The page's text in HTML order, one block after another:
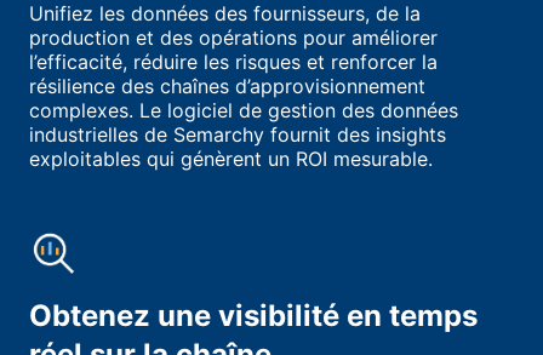
Unifiez les données des fournisseurs, de la
production et des opérations pour améliorer
l’efficacité, réduire les risques et renforcer la
résilience des chaînes d’approvisionnement
complexes. Le logiciel de gestion des données
industrielles de Semarchy fournit des insights
exploitables qui génèrent un ROI mesurable.
Obtenez une visibilité en temps